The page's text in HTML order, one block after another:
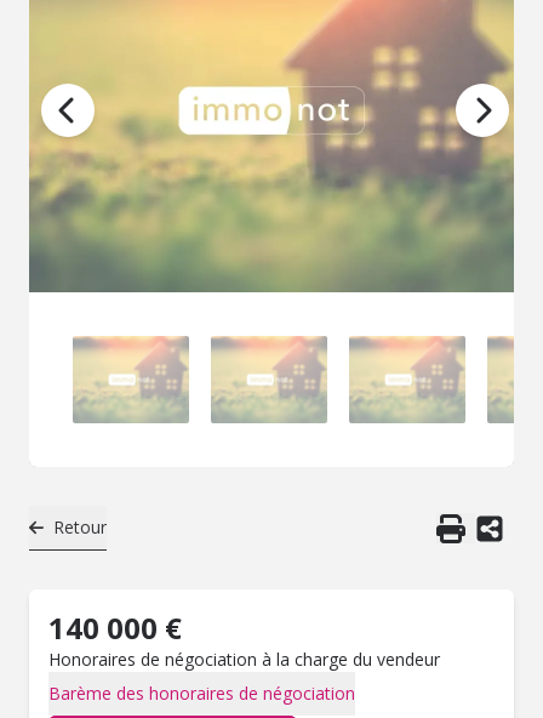
Retour
140 000 €
Honoraires de négociation à la charge du vendeur
Barème des honoraires de négociation